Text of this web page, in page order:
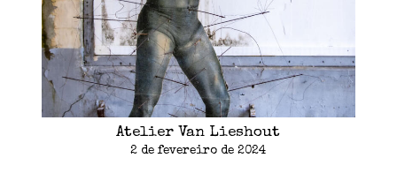
Atelier Van Lieshout
2 de fevereiro de 2024